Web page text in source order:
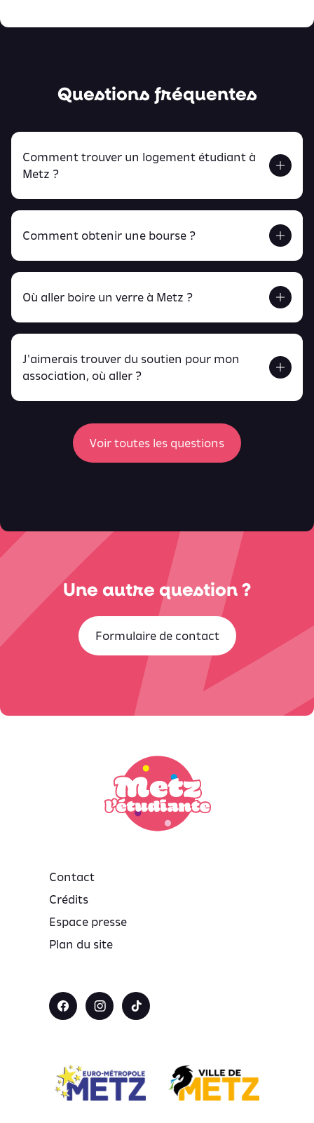
Questions fréquentes
Comment trouver un logement étudiant à
Metz ?
Retrouve tout ça en cliquant ici !
Comment obtenir une bourse ?
Retrouve toutes ces infos ici.
Où aller boire un verre à Metz ?
peux
retrouver ici
J'aimerais trouver du soutien pour mon
association, où aller ?
Voir toutes les questions
Une autre question ?
Formulaire de contact
Contact
Crédits
Espace presse
Plan du site